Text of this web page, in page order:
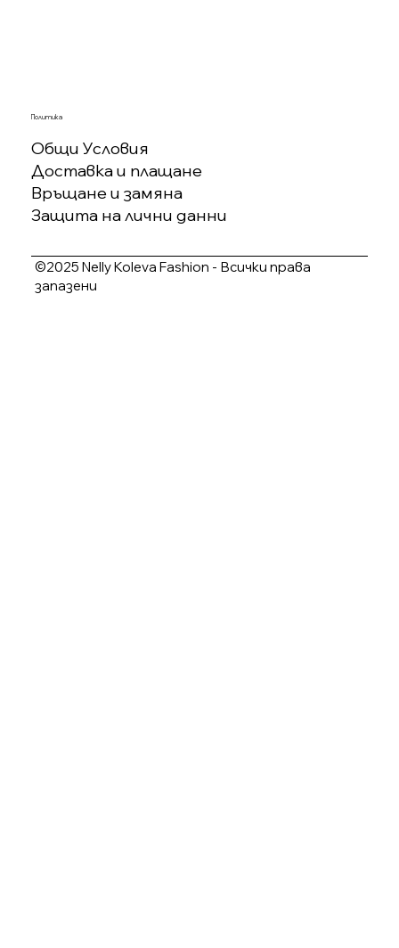
Политика
Общи Условия
Доставка и плащане
Връщане и замяна
Защита на лични данни
©2025 Nelly Koleva Fashion - Всички права
запазени